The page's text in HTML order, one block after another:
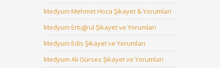
Medyum Mehmet Hoca Şikayet & Yorumları
Medyum Ertuğrul Şikayet ve Yorumları
Medyum Edis Şikayet ve Yorumları
Medyum Ali Gürses Şikayet ve Yorumları